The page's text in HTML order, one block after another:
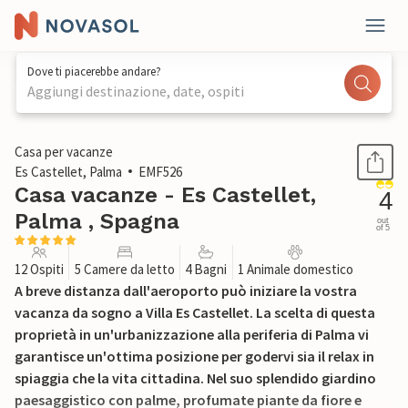
Dove ti piacerebbe andare?
Aggiungi destinazione, date, ospiti
1 / 52
Casa per vacanze
Es Castellet, Palma
EMF526
Casa vacanze - Es Castellet,
Palma , Spagna
4
out
of 5
12 Ospiti 5 Camere da letto 4 Bagni 1 Animale domestico
A breve distanza dall'aeroporto può iniziare la vostra
vacanza da sogno a Villa Es Castellet. La scelta di questa
proprietà in un'urbanizzazione alla periferia di Palma vi
garantisce un'ottima posizione per godervi sia il relax in
spiaggia che la vita cittadina. Nel suo splendido giardino
paesaggistico con palme, profumate piante da fiore e